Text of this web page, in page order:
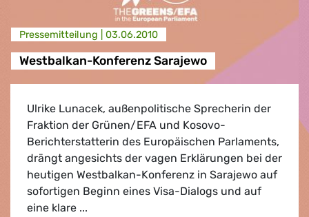
Presse­mitteilung | 03.06.2010
Westbalkan-Konferenz Sarajewo
Ulrike Lunacek, außenpolitische Sprecherin der
Fraktion der Grünen/EFA und Kosovo-
Berichterstatterin des Europäischen Parlaments,
drängt angesichts der vagen Erklärungen bei der
heutigen Westbalkan-Konferenz in Sarajewo auf
sofortigen Beginn eines Visa-Dialogs und auf
eine klare ...